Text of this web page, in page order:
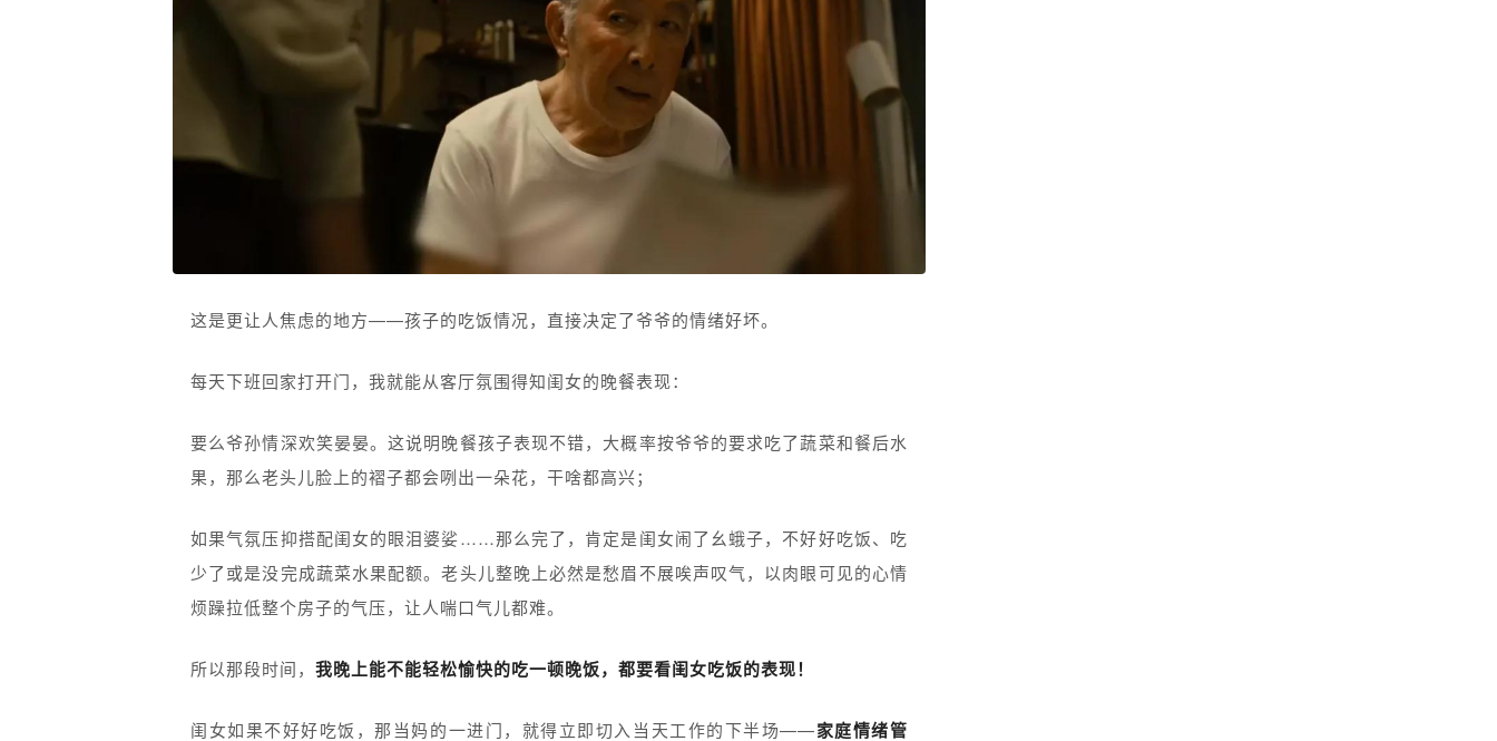
这是更让人焦虑的地方——孩子的吃饭情况，直接决定了爷爷的情绪好坏。
每天下班回家打开门，我就能从客厅氛围得知闺女的晚餐表现：
要么爷孙情深欢笑晏晏。这说明晚餐孩子表现不错，大概率按爷爷的要求吃了蔬菜和餐后水
果，那么老头儿脸上的褶子都会咧出一朵花，干啥都高兴；
如果气氛压抑搭配闺女的眼泪婆娑……那么完了，肯定是闺女闹了幺蛾子，不好好吃饭、吃
少了或是没完成蔬菜水果配额。老头儿整晚上必然是愁眉不展唉声叹气，以肉眼可见的心情
烦躁拉低整个房子的气压，让人喘口气儿都难。
所以那段时间， 我晚上能不能轻松愉快的吃一顿晚饭，都要看闺女吃饭的表现！
闺女如果不好好吃饭，那当妈的一进门，就得立即切入当天工作的下半场——家庭情绪管